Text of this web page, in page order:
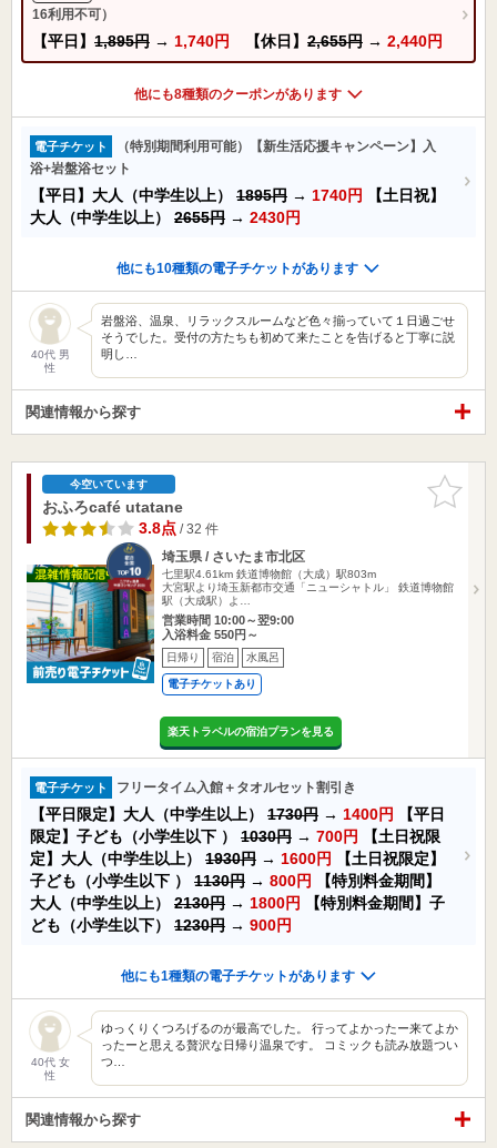
16利用不可）
【平日】 1,895円 → 1,740円 【休日】 2,655円 → 2,440円
他にも8種類のクーポンがあります
電子チケット
（特別期間利用可能）【新生活応援キャンペーン】入
浴+岩盤浴セット
【平日】大人（中学生以上） 1895円 → 1740円
【土日祝】
大人（中学生以上） 2655円 → 2430円
他にも10種類の電子チケットがあります
40代 男
性
岩盤浴、温泉、リラックスルームなど色々揃っていて１日過ごせ
そうでした。受付の方たちも初めて来たことを告げると丁寧に説
明し…
関連情報から探す
お気に入
りに追加
今空いています
おふろcafé utatane
3.8点/ 32 件
埼玉県 / さいたま市北区
七里駅4.61km 鉄道博物館（大成）駅803m
大宮駅より埼玉新都市交通「ニューシャトル」 鉄道博物館
駅（大成駅）よ…
営業時間 10:00～翌9:00
入浴料金 550円～
日帰り 宿泊 水風呂
電子チケットあり
楽天トラベルの宿泊プランを見る
電子チケット フリータイム入館＋タオルセット割引き
【平日限定】大人（中学生以上） 1730円 → 1400円
【平日
限定】子ども（小学生以下 ） 1030円 → 700円
【土日祝限
定】大人（中学生以上） 1930円 → 1600円
【土日祝限定】
子ども（小学生以下 ） 1130円 → 800円
【特別料金期間】
大人（中学生以上） 2130円 → 1800円
【特別料金期間】子
ども（小学生以下） 1230円 → 900円
他にも1種類の電子チケットがあります
40代 女
性
ゆっくりくつろげるのが最高でした。 行ってよかったー来てよか
ったーと思える贅沢な日帰り温泉です。 コミックも読み放題つい
つ…
関連情報から探す